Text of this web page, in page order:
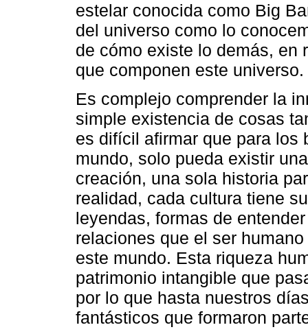
estelar conocida como Big
del universo como lo
de cómo existe lo demás, en
que componen este universo.
Es complejo comprender la
simple existencia de cosas
es difícil afirmar que para los
mundo, solo pueda existir
creación, una sola historia
realidad, cada cultura tiene
leyendas, formas de
relaciones que el ser
este mundo. Esta riqueza
patrimonio intangible que
por lo que hasta nuestros
fantásticos que formaron